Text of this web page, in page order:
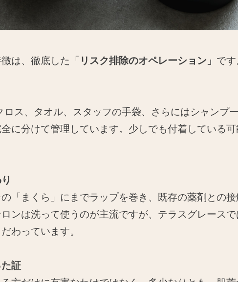
は、徹底した「 リスク排除のオペレーション」 で
ス、タオル、スタッフの手袋、さらにはシャンプ
に分けて管理しています。少しでも付着している
「まくら」にまでラップを巻き、既存の薬剤との
ンは洗って使うのが主流ですが、テラスグレース
わっています。
証